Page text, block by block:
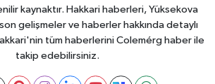
kaynaktır. Hakkari haberleri, Yüksekova
gelişmeler ve haberler hakkında detaylı
tüm haberlerini Colemérg haber ile
takip edebilirsiniz.